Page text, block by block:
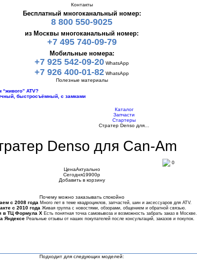
Контакты
Бесплатный многоканальный номер:
8 800 550-9025
из Москвы многоканальный номер:
+7 495 740-09-79
Мобильные номера:
+7 925 542-09-20 WhatsApp
+7 926 400-01-82 WhatsApp
Полезные материалы
ATV?
быстросъёмный, с замками
Каталог
Запчасти
Стартеры
Стратер Denso для…
Denso для Can-Am
0
ЦенаАктуально
Сегодня19900p
Добавить в корзину
Почему можно заказывать спокойно
с 2008 года Много лет в теме квадроциклов, запчастей, шин и аксессуаров для ATV.
с 2010 года Живая группа с новостями, обзорами, общением и обратной связью.
в ТЦ Формула Х Есть понятная точка самовывоза и возможность забрать заказ в Москве.
Яндексе Реальные отзывы от наших покупателей после консультаций, заказов и покупок.
Подходит для следующих моделей: